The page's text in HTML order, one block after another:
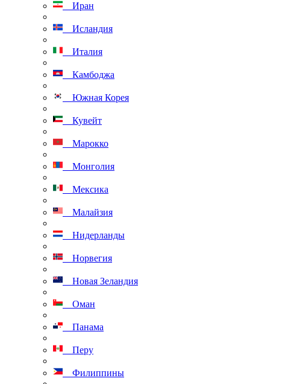
Иран
Исландия
Италия
Камбоджа
Южная Корея
Кувейт
Марокко
Монголия
Мексика
Малайзия
Нидерланды
Норвегия
Новая Зеландия
Оман
Панама
Перу
Филиппины